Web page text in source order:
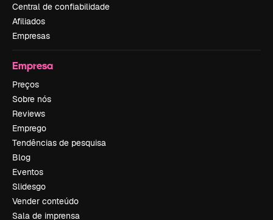
Central de confiabilidade
Afiliados
Empresas
Empresa
Preços
Sobre nós
Reviews
Emprego
Tendências de pesquisa
Blog
Eventos
Slidesgo
Vender conteúdo
Sala de imprensa